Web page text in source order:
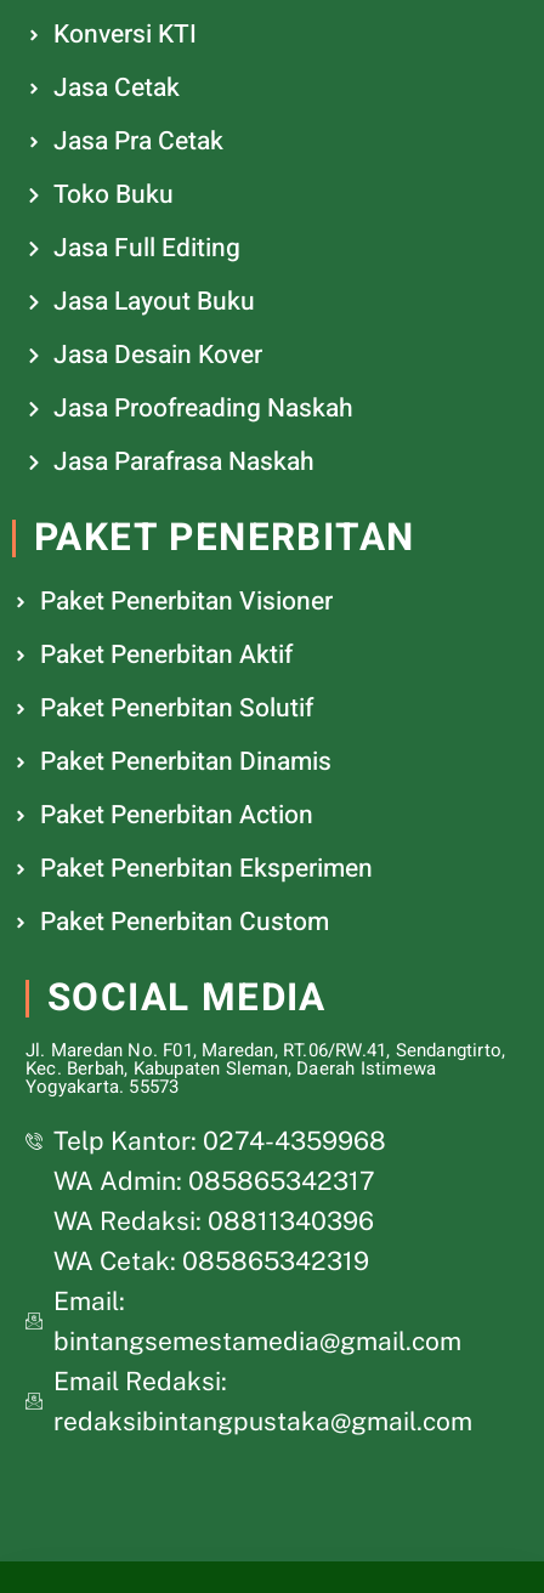
Konversi KTI
Jasa Cetak
Jasa Pra Cetak
Toko Buku
Jasa Full Editing
Jasa Layout Buku
Jasa Desain Kover
Jasa Proofreading Naskah
Jasa Parafrasa Naskah
PAKET PENERBITAN
Paket Penerbitan Visioner
Paket Penerbitan Aktif
Paket Penerbitan Solutif
Paket Penerbitan Dinamis
Paket Penerbitan Action
Paket Penerbitan Eksperimen
Paket Penerbitan Custom
SOCIAL MEDIA
Jl. Maredan No. F01, Maredan, RT.06/RW.41, Sendangtirto,
Kec. Berbah, Kabupaten Sleman, Daerah Istimewa
Yogyakarta. 55573
Telp Kantor: 0274-4359968
WA Admin: 085865342317
WA Redaksi: 08811340396
WA Cetak: 085865342319
Email:
bintangsemestamedia@gmail.com
Email Redaksi:
redaksibintangpustaka@gmail.com